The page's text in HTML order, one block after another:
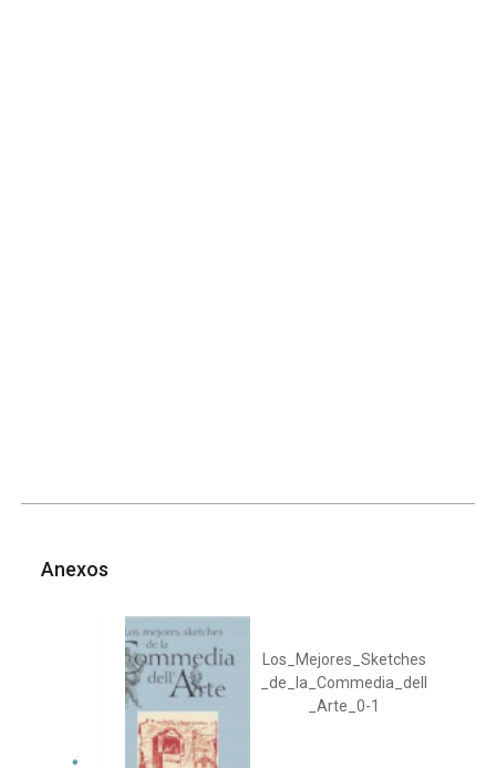
Anexos
Los_Mejores_Sketches
_de_la_Commedia_dell
_Arte_0-1